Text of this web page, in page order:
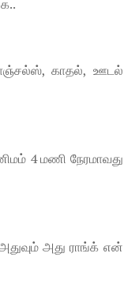
காதல், ஊடல்
4 மணி நேரமாவது
அது ராங்க் என்